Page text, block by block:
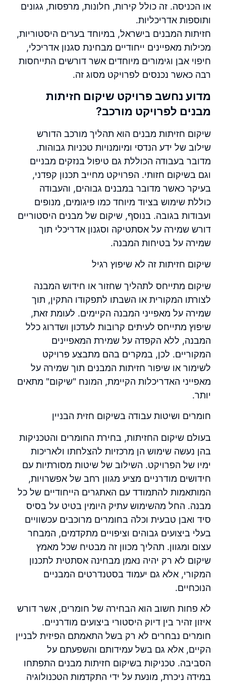
או הכניסה. זה כולל קירות, חלונות, מרפסות, גגונים
ותוספות אדריכליות.
חזיתות המבנים בישראל, במיוחד בערים היסטוריות,
מכילות מאפיינים ייחודיים מבחינת סגנון אדריכלי,
חיפוי אבן וגימורים מיוחדים אשר דורשים התייחסות
רבה כאשר נכנסים לפרויקט מסוג זה.
מדוע נחשב פרויקט שיקום חזיתות
מבנים לפרויקט מורכב?
שיקום חזיתות מבנים הוא תהליך מורכב הדורש
שילוב של ידע הנדסי ומיומנויות טכניות גבוהות.
מדובר בעבודה הכוללת גם טיפול בנזקים מבניים
וגם בשיקום חזותי. הפרויקט מחייב תכנון קפדני,
בעיקר כאשר מדובר במבנים גבוהים, והעבודה
כוללת שימוש בציוד מיוחד כמו פיגומים, מנופים
ועבודות בגובה. בנוסף, שיקום של מבנים היסטוריים
דורש שמירה על אסתטיקה וסגנון אדריכלי תוך
שמירה על בטיחות המבנה.
שיקום חזיתות זה לא שיפוץ רגיל
שיקום מתייחס לתהליך שחזור או חידוש המבנה
לצורתו המקורית או השבתו לתפקודו התקין, תוך
שמירה על מאפייני המבנה הקיימים. לעומת זאת,
שיפוץ מתייחס לעיתים קרובות לעדכון ושדרוג כלל
המבנה, ללא הקפדה על שמירת המאפיינים
המקוריים. לכן, במקרים בהם מתבצע פרויקט
לשימור או שיפור חזיתות המבנים תוך שמירה על
מאפייני האדריכלות הקיימת, המונח "שיקום" מתאים
יותר.
חומרים ושיטות עבודה בשיקום חזית הבניין
בעולם שיקום החזיתות, בחירת החומרים והטכניקות
בהן נעשה שימוש הן מרכזיות להצלחתו ולאריכות
ימיו של הפרויקט. השילוב של שיטות מסורתיות עם
חידושים מודרניים מציע מגוון רחב של אפשרויות,
המותאמות להתמודד עם האתגרים הייחודיים של כל
מבנה. החל מהשימוש עתיק היומין בטיט על בסיס
סיד ואבן טבעית וכלה בחומרים מרוכבים עכשוויים
בעלי ביצועים גבוהים וציפויים מתקדמים, המבחר
עצום ומגוון. תהליך מכוון זה מבטיח שכל מאמץ
שיקום לא רק יהיה נאמן מבחינה אסתטית לתכנון
המקורי, אלא גם יעמוד בסטנדרטים המבניים
הנוכחיים.
לא פחות חשוב הוא הבחירה של חומרים, אשר דורש
איזון זהיר בין דיוק היסטורי ביצועים מודרניים.
חומרים נבחרים לא רק בשל התאמתם הפיזית לבניין
הקיים, אלא גם בשל עמידותם והשפעתם על
הסביבה. טכניקות בשיקום חזיתות מבנים התפתחו
במידה ניכרת, מונעת על ידי התקדמות הטכנולוגיה